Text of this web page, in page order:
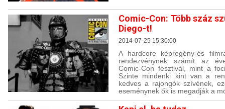
Comic-Con: Több száz
Diego-t!
2014-07-25 15:30:00
A hardcore képregény-és
rendezvénynek számít az
Comic-Con fesztivál, mint a
Szinte mindenki kint van a
kedves a rajongók szívének,
eseménynek ők is megadják a